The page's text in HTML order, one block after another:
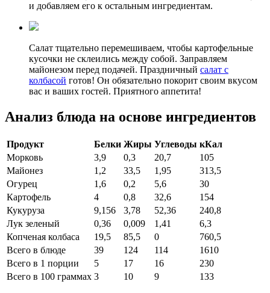
и добавляем его к остальным ингредиентам.
Салат тщательно перемешиваем, чтобы картофельные
кусочки не склеились между собой. Заправляем
майонезом перед подачей. Праздничный салат с
колбасой готов! Он обязательно покорит своим вкусом
вас и ваших гостей. Приятного аппетита!
Анализ блюда на основе ингредиентов
Продукт Белки Жиры Углеводы кКал
Морковь
3,9 0,3 20,7
105
Майонез
1,2 33,5 1,95
313,5
Огурец
1,6 0,2 5,6
30
Картофель
4 0,8 32,6
154
Кукуруза
9,156 3,78 52,36
240,8
Лук зеленый
0,36 0,009 1,41
6,3
Копченая колбаса
19,5 85,5 0
760,5
Всего в блюде
39 124 114
1610
Всего в 1 порции
5 17 16
230
Всего в 100 граммах 3 10 9 133